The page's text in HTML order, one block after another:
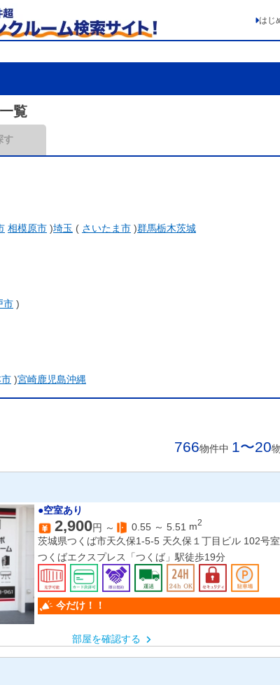
はじ
覧
す
相模原市 )埼玉 ( さいたま市 )群馬栃木茨城
市 )
)宮崎鹿児島沖縄
766物件中 1〜20
●空室あり
2,900円 ～ 0.55 ～ 5.51 m2
茨城県つくば市天久保1-5-5 天久保１丁目ビル 102号室
つくばエクスプレス「つくば」駅徒歩19分
今だけ！！
部屋を確認する